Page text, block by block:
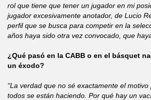
rol que tiene que tener un jugador en mi
jugador excesivamente anotador, de Lucio
perfil que se busca para competir en la
años haya sido otra vez convocado, que
¿Qué pasó en la CABB o en el básquet
un éxodo?
“La verdad que no sé exactamente el
todos se están haciendo. Por qué hay un